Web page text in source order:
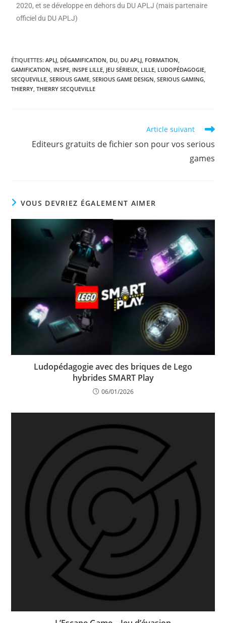
2020, et se développe en dehors du DU APLJ (mais partenaire
officiel du DU APLJ)
ÉTIQUETTES:APLJ, DÉGAMIFICATION, DU, DU APLJ, FORMATION,
GAMIFICATION, INSPE, INSPE LILLE, JEU SÉRIEUX, LILLE, LUDOPÉDAGOGIE,
SECQUEVILLE, SERIOUS GAME, SERIOUS GAME DESIGN, SERIOUS GAMING,
THIERRY, THIERRY SECQUEVILLE
Article suivant
Editeurs gratuits de fichier son pour vos serious
games
VOUS DEVRIEZ ÉGALEMENT AIMER
Ludopédagogie avec des briques de Lego
hybrides SMART Play
06/01/2026